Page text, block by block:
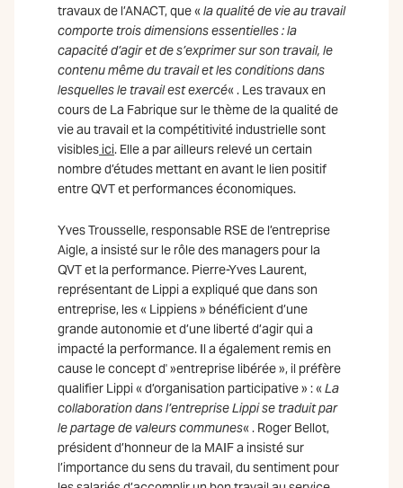
travaux de l’ANACT, que «la qualité de vie au travail
comporte trois dimensions essentielles : la
capacité d’agir et de s’exprimer sur son travail, le
contenu même du travail et les conditions dans
lesquelles le travail est exercé« . Les travaux en
cours de La Fabrique sur le thème de la qualité de
vie au travail et la compétitivité industrielle sont
visibles ici. Elle a par ailleurs relevé un certain
nombre d’études mettant en avant le lien positif
entre QVT et performances économiques.
Yves Trousselle, responsable RSE de l’entreprise
Aigle, a insisté sur le rôle des managers pour la
QVT et la performance. Pierre-Yves Laurent,
représentant de Lippi a expliqué que dans son
entreprise, les « Lippiens » bénéficient d’une
grande autonomie et d’une liberté d’agir qui a
impacté la performance. Il a également remis en
cause le concept d' »entreprise libérée », il préfère
qualifier Lippi « d’organisation participative » : «La
collaboration dans l’entreprise Lippi se traduit par
le partage de valeurs communes« . Roger Bellot,
président d’honneur de la MAIF a insisté sur
l’importance du sens du travail, du sentiment pour